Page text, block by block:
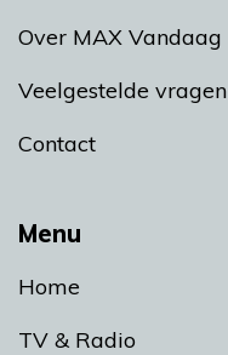
Menu
Home
TV & Radio
Over MAX Vandaag
Veelgestelde vragen
Contact